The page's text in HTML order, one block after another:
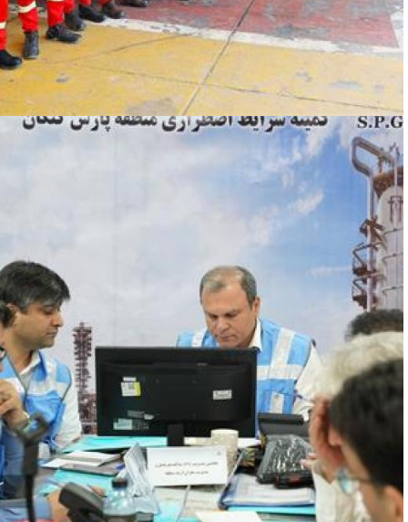
مراسم تجلیل از آتش نشانان سازمان منطقه ...